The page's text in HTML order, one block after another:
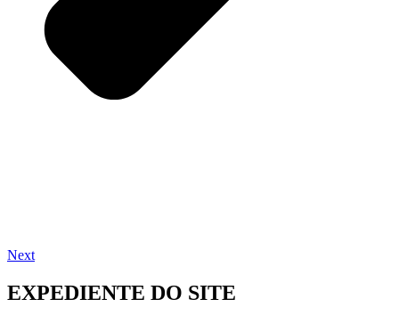
Next
EXPEDIENTE DO SITE